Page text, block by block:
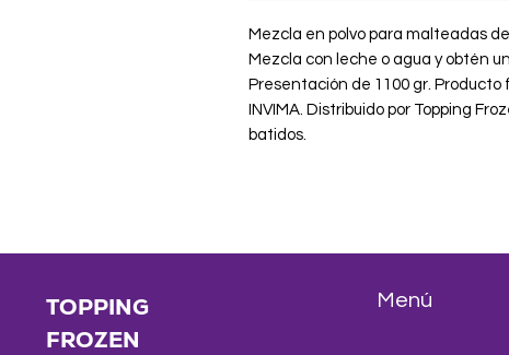
Mezcla en polvo para malteadas
Mezcla con leche o agua y obtén
Presentación de 1100 gr.
INVIMA. Distribuido por Topping
batidos.
TOPPING
FROZEN
Menú